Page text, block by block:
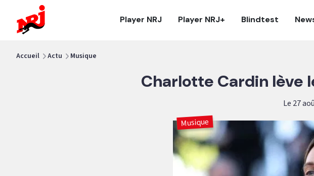
Player NRJ Player NRJ+ Blindtest
Accueil Actu Musique
Charlotte Cardin lève
Le 27
Musique